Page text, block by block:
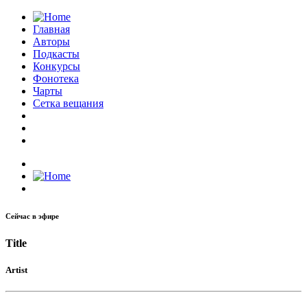
Главная
Авторы
Подкасты
Конкурсы
Фонотека
Чарты
Сетка вещания
Сейчас в эфире
Title
Artist